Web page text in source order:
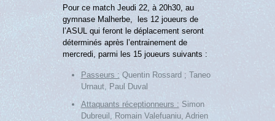
Pour ce match Jeudi 22, à 20h30, au
gymnase Malherbe, les 12 joueurs de
l’ASUL qui feront le déplacement seront
déterminés après l’entrainement de
mercredi, parmi les 15 joueurs suivants :
Passeurs : Quentin Rossard ; Taneo
Urnaut, Paul Duval
Attaquants réceptionneurs : Simon
Dubreuil, Romain Valefuaniu, Adrien